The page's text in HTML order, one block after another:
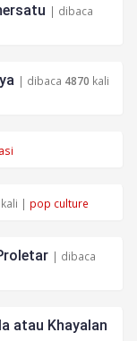
| dibaca
| dibaca 4870 kali
kali | pop culture
| dibaca
atau Khayalan